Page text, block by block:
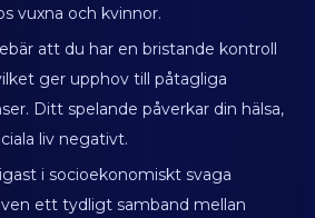
vuxna och kvinnor.
att du har en bristande kontroll
ger upphov till påtagliga
Ditt spelande påverkar din hälsa,
liv negativt.
i socioekonomiskt svaga
ett tydligt samband mellan